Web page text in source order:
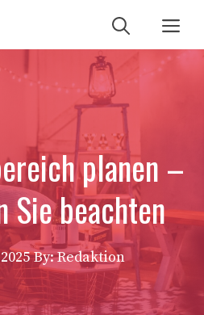
planen –
Sie beachten
By: Redaktion